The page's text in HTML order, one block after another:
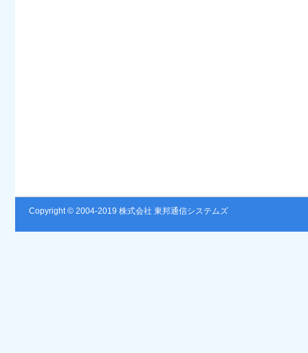
Copyright © 2004-2019 株式会社 東邦通信システムズ